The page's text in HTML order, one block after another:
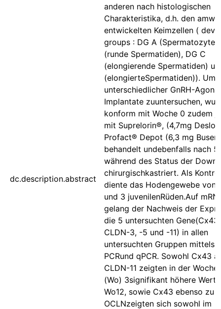
dc.description.abstract
anderen nach histologischen
Charakteristika, d.h. den
entwickelten Keimzellen (
groups : DG A
(runde Spermatiden), DG C
(elongierende Spermatiden)
(elongierteSpermatiden)). Um
unterschiedlicher GnRH-
Implantate zuuntersuchen,
konform mit Woche 0 zudem
mit Suprelorin®, (4,7mg
Profact® Depot (6,3 mg
behandelt undebenfalls nach 5
während des Status der
chirurgischkastriert. Als
diente das Hodengewebe von
und 3 juvenilenRüden.Auf
gelang der Nachweis der
die 5 untersuchten
CLDN-3, -5 und -11) in allen
untersuchten Gruppen mittels
PCRund qPCR. Sowohl Cx43
CLDN-11 zeigten in der
(Wo) 3signifikant höhere
Wo12, sowie Cx43 ebenso zu
OCLNzeigten sich sowohl im